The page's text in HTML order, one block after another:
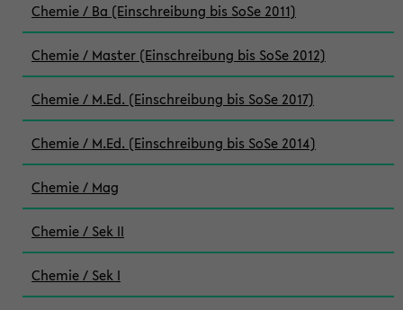
Chemie / Ba (Einschreibung bis SoSe 2011)
Chemie / Master (Einschreibung bis SoSe 2012)
Chemie / M.Ed. (Einschreibung bis SoSe 2017)
Chemie / M.Ed. (Einschreibung bis SoSe 2014)
Chemie / Mag
Chemie / Sek II
Chemie / Sek I